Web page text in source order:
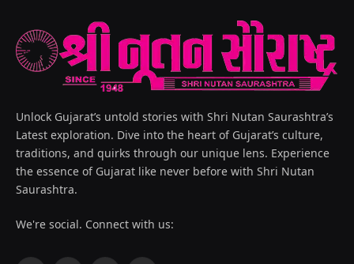
Unlock Gujarat’s untold stories with Shri Nutan Saurashtra’s
Latest exploration. Dive into the heart of Gujarat’s culture,
traditions, and quirks through our unique lens. Experience
the essence of Gujarat like never before with Shri Nutan
Saurashtra.
We're social. Connect with us: